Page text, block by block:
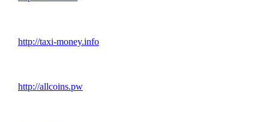
http://taxi-money.info
http://allcoins.pw